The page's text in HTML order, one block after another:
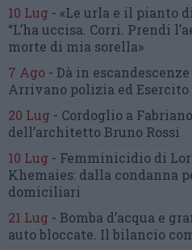
10 Lug - «Le urla e il pianto
“L’ha uccisa. Corri. Prendi
morte di mia sorella»
7 Ago - Dà in
Arrivano polizia ed Esercito
20 Lug - Cordoglio a
dell’architetto Bruno Rossi
10 Lug - Femminicidio di
Khemaies: dalla condanna
domiciliari
21 Lug - Bomba d’acqua e
auto bloccate. Il bilancio